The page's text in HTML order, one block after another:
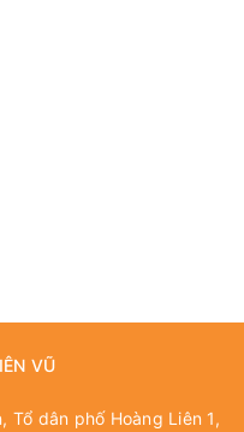
VŨ
Tổ dân phố Hoàng Liên 1,